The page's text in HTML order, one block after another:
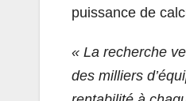
puissance de
« La recherche
des milliers